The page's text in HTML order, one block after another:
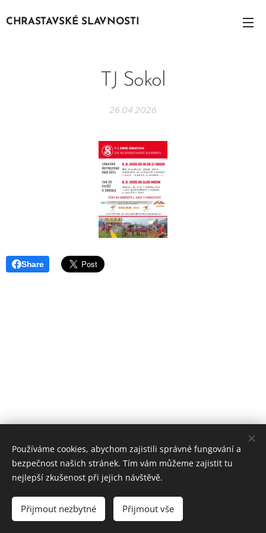
CHRASTAVSKÉ SLAVNOSTI
TJ Sokol
26.04.2026
Share
INTERIOR STUDIO, Václavské náměstí 1, Praha,
110 00, +420 100 456 456
Vytvořeno službou Webnode
Používáme cookies, abychom zajistili správné fungování a
bezpečnost našich stránek. Tím vám můžeme zajistit tu
nejlepší zkušenost při jejich návštěvě.
Přijmout nezbytné Přijmout vše